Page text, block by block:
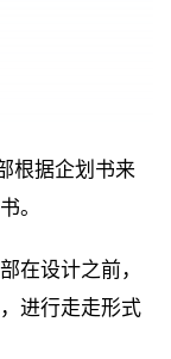
根据企划书来
。
在设计之前，
进行走走形式